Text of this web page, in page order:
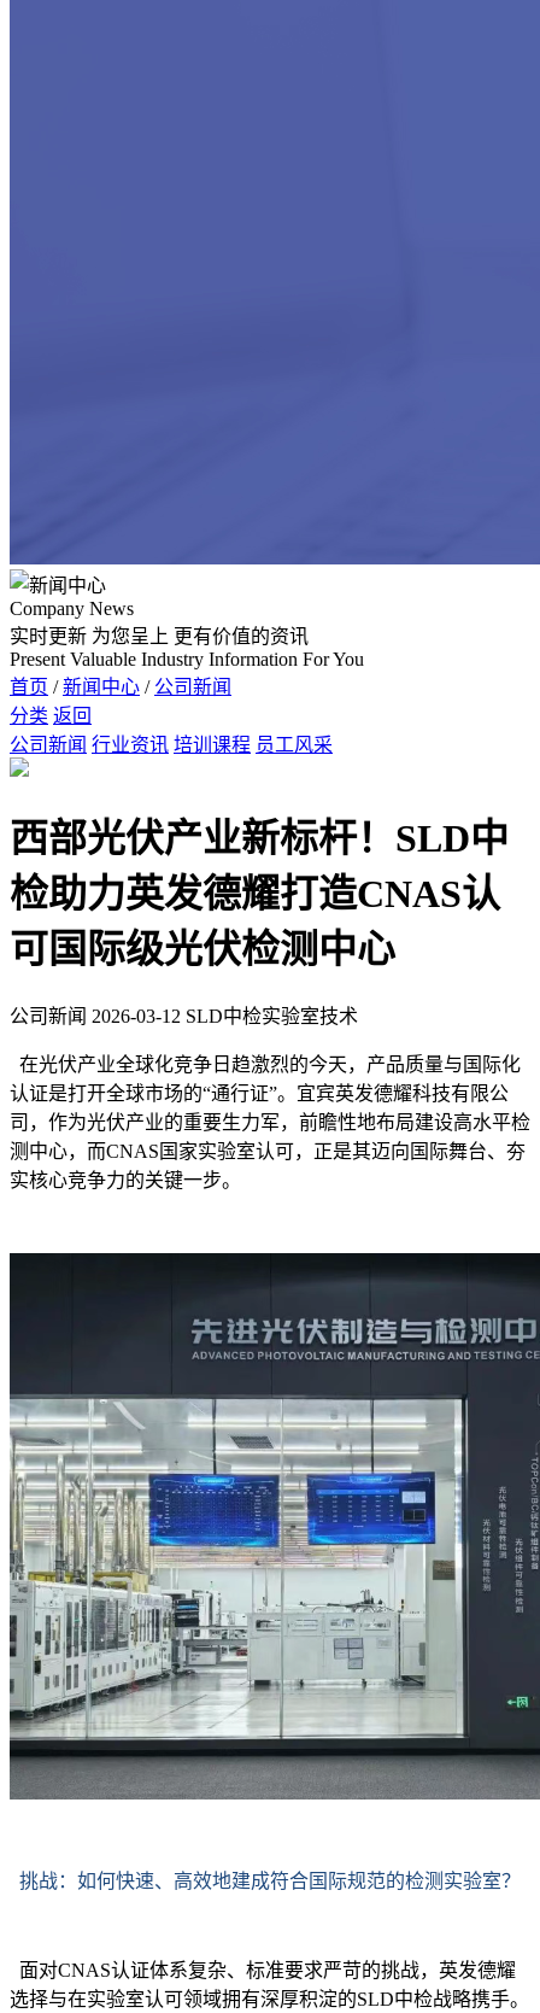
Company News
实时更新 为您呈上 更有价值的资讯
Present Valuable Industry Information For You
首页 /新闻中心 / 公司新闻
分类 返回
公司新闻 行业资讯 培训课程 员工风采
西部光伏产业新标杆！SLD中
检助力英发德耀打造CNAS认
可国际级光伏检测中心
公司新闻 2026-03-12 SLD中检实验室技术
在光伏产业全球化竞争日趋激烈的今天，产品质量与国际化
认证是打开全球市场的“通行证”。宜宾英发德耀科技有限公
司，作为光伏产业的重要生力军，前瞻性地布局建设高水平检
测中心，而CNAS国家实验室认可，正是其迈向国际舞台、夯
实核心竞争力的关键一步。
挑战：如何快速、高效地建成符合国际规范的检测实验室？
面对CNAS认证体系复杂、标准要求严苛的挑战，英发德耀
选择与在实验室认可领域拥有深厚积淀的SLD中检战略携手。